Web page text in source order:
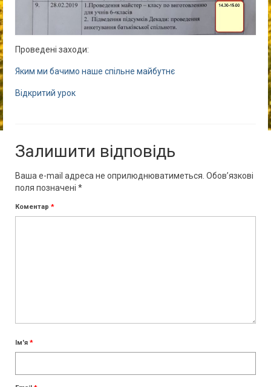
Проведені заходи:
Яким ми бачимо наше спільне майбутнє
Відкритий урок
Залишити відповідь
Ваша e-mail адреса не оприлюднюватиметься. Обов’язкові
поля позначені *
Коментар *
Ім'я *